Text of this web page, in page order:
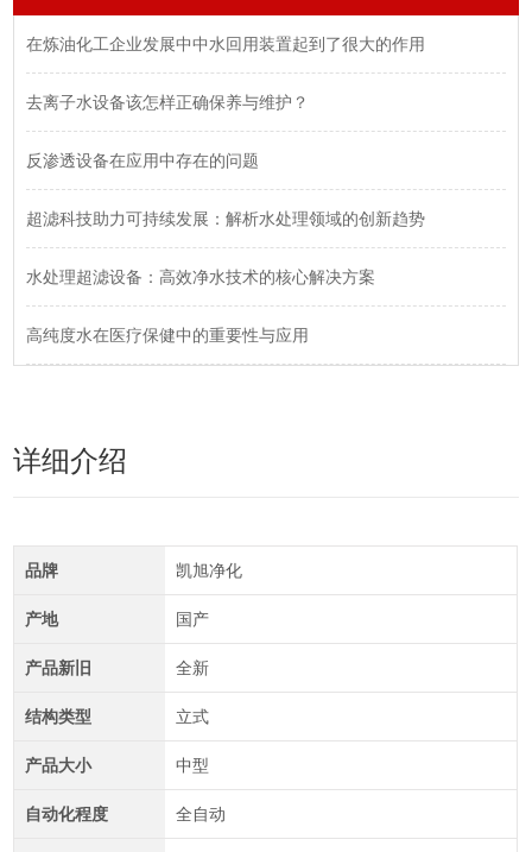
在炼油化工企业发展中中水回用装置起到了很大的作用
去离子水设备该怎样正确保养与维护？
反渗透设备在应用中存在的问题
超滤科技助力可持续发展：解析水处理领域的创新趋势
水处理超滤设备：高效净水技术的核心解决方案
高纯度水在医疗保健中的重要性与应用
详细介绍
品牌 凯旭净化
产地 国产
产品新旧 全新
结构类型 立式
产品大小 中型
自动化程度 全自动